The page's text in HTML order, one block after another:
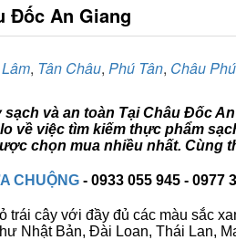
Đốc An Giang
, Tân Châu, Phú Tân, Châu Phú
và an toàn Tại Châu Đốc
về việc tìm kiếm thực phẩm
chọn mua nhiều nhất. Cùng
CHUỘNG - 0933 055 945 - 0977
cây với đầy đủ các màu sắc
Nhật Bản, Đài Loan, Thái Lan,